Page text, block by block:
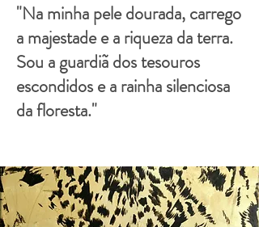
"Na minha pele dourada, carrego
a majestade e a riqueza da terra.
Sou a guardiã dos tesouros
escondidos e a rainha silenciosa
da floresta."